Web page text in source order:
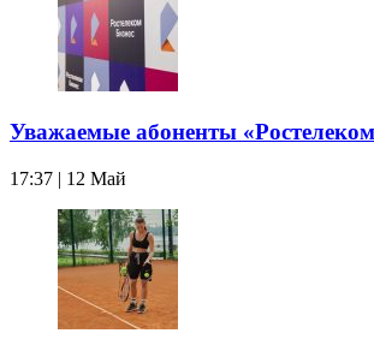
Уважаемые абоненты
17:37 | 12 Май